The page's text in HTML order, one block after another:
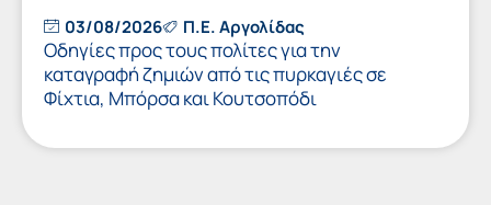
03/08/2026 Π.Ε. Αργολίδας
Οδηγίες προς τους πολίτες για την
καταγραφή ζημιών από τις πυρκαγιές σε
Φίχτια, Μπόρσα και Κουτσοπόδι